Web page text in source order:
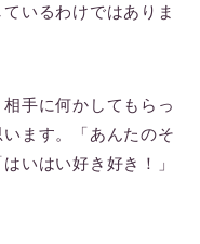
いるわけではありま
手に何かしてもらっ
ます。「あんたのそ
いはい好き好き！」